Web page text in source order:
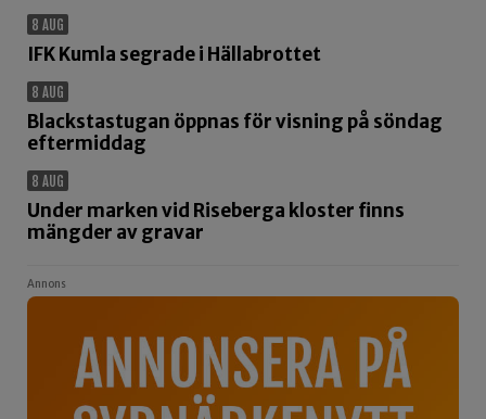
8 AUG
IFK Kumla segrade i Hällabrottet
8 AUG
Blackstastugan öppnas för visning på söndag
eftermiddag
8 AUG
Under marken vid Riseberga kloster finns
mängder av gravar
Annons